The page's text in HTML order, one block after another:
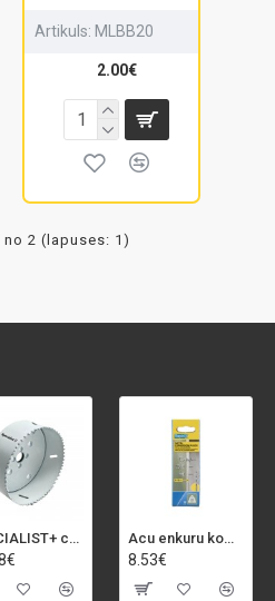
Artikuls: MLBB20
2.00€
2 (lapuses: 1)
SPECIALIST+ caurumu zāģis BI-METAL, 98 mm Acu enkuru komplekts, 3-13 mm, Rapid, 12 gab.
8.53€